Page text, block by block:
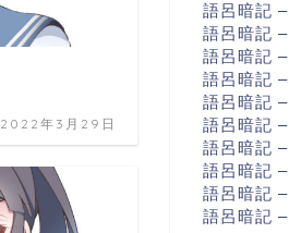
2022年3月29日
語呂暗記
語呂暗記
語呂暗記
語呂暗記
語呂暗記
語呂暗記
語呂暗記
語呂暗記
語呂暗記
語呂暗記